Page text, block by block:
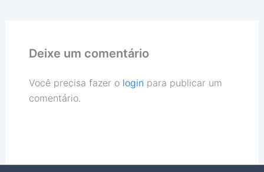
Deixe um comentário
Você precisa fazer o login para publicar um
comentário.